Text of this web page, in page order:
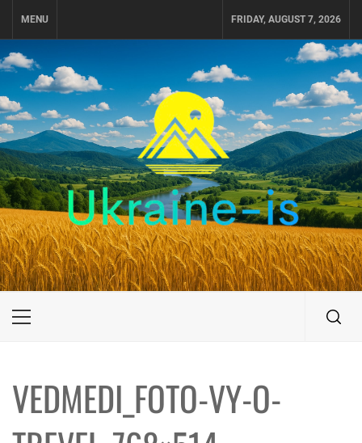
MENU FRIDAY, AUGUST 7, 2026
UKRAINE-IS
ПОДОРОЖI ПО УКРАЇНІ
Primary
VEDMEDI_FOTO-VY-O-